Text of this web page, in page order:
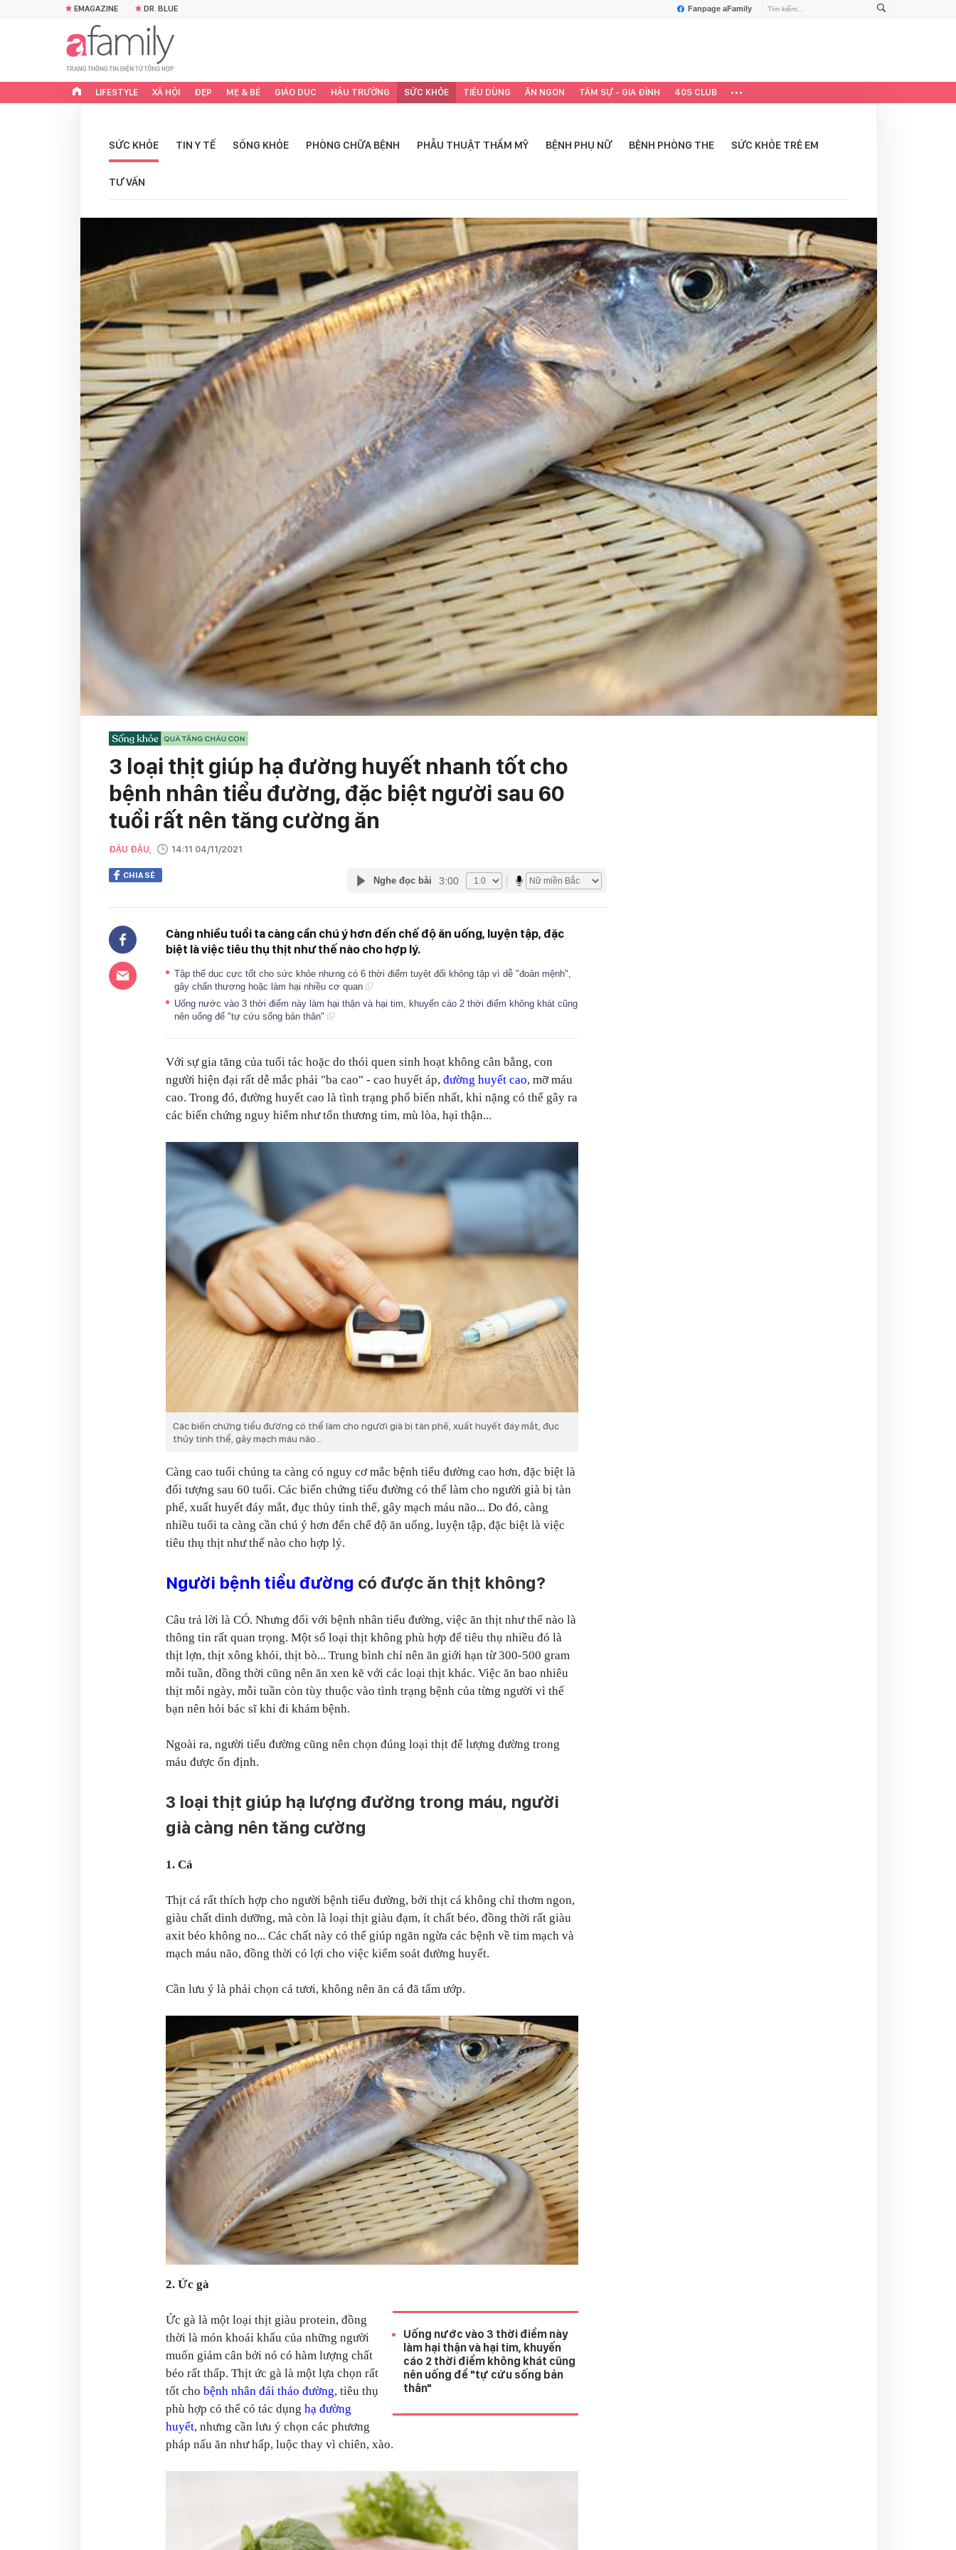
Fanpage aFamily
EMAGAZINE DR. BLUE
LIFESTYLE XÃ HỘI ĐẸP MẸ & BÉ GIÁO DỤC HẬU TRƯỜNG SỨC KHỎE TIÊU DÙNG ĂN NGON TÂM SỰ - GIA ĐÌNH 40S CLUB
SỨC KHỎE TIN Y TẾ SỐNG KHỎE PHÒNG CHỮA BỆNH PHẪU THUẬT THẨM MỸ BỆNH PHỤ NỮ BỆNH PHÒNG THE SỨC KHỎE TRẺ EM
TƯ VẤN
3 loại thịt giúp hạ đường huyết nhanh tốt cho
bệnh nhân tiểu đường, đặc biệt người sau 60
tuổi rất nên tăng cường ăn
ĐẬU ĐẬU, 14:11 04/11/2021
CHIA SẺ Nghe đọc bài 3:00
Càng nhiều tuổi ta càng cần chú ý hơn đến chế độ ăn uống, luyện tập, đặc
biệt là việc tiêu thụ thịt như thế nào cho hợp lý.
Tập thể dục cực tốt cho sức khỏe nhưng có 6 thời điểm tuyệt đối không tập vì dễ "đoản mệnh",
gây chấn thương hoặc làm hại nhiều cơ quan
Uống nước vào 3 thời điểm này làm hại thận và hại tim, khuyến cáo 2 thời điểm không khát cũng
nên uống để "tự cứu sống bản thân"
Với sự gia tăng của tuổi tác hoặc do thói quen sinh hoạt không cân bằng, con
người hiện đại rất dễ mắc phải "ba cao" - cao huyết áp, đường huyết cao, mỡ máu
cao. Trong đó, đường huyết cao là tình trạng phổ biến nhất, khi nặng có thể gây ra
các biến chứng nguy hiểm như tổn thương tim, mù lòa, hại thận...
Các biến chứng tiểu đường có thể làm cho người già bị tàn phế, xuất huyết đáy mắt, đục
thủy tinh thể, gây mạch máu não...
Càng cao tuổi chúng ta càng có nguy cơ mắc bệnh tiểu đường cao hơn, đặc biệt là
đối tượng sau 60 tuổi. Các biến chứng tiểu đường có thể làm cho người già bị tàn
phế, xuất huyết đáy mắt, đục thủy tinh thể, gây mạch máu não... Do đó, càng
nhiều tuổi ta càng cần chú ý hơn đến chế độ ăn uống, luyện tập, đặc biệt là việc
tiêu thụ thịt như thế nào cho hợp lý.
Người bệnh tiểu đường có được ăn thịt không?
Câu trả lời là CÓ. Nhưng đối với bệnh nhân tiểu đường, việc ăn thịt như thế nào là
thông tin rất quan trọng. Một số loại thịt không phù hợp để tiêu thụ nhiều đó là
thịt lợn, thịt xông khói, thịt bò... Trung bình chỉ nên ăn giới hạn từ 300-500 gram
mỗi tuần, đồng thời cũng nên ăn xen kẽ với các loại thịt khác. Việc ăn bao nhiêu
thịt mỗi ngày, mỗi tuần còn tùy thuộc vào tình trạng bệnh của từng người vì thế
bạn nên hỏi bác sĩ khi đi khám bệnh.
Ngoài ra, người tiểu đường cũng nên chọn đúng loại thịt để lượng đường trong
máu được ổn định.
3 loại thịt giúp hạ lượng đường trong máu, người
già càng nên tăng cường
1. Cá
Thịt cá rất thích hợp cho người bệnh tiểu đường, bởi thịt cá không chỉ thơm ngon,
giàu chất dinh dưỡng, mà còn là loại thịt giàu đạm, ít chất béo, đồng thời rất giàu
axit béo không no... Các chất này có thể giúp ngăn ngừa các bệnh về tim mạch và
mạch máu não, đồng thời có lợi cho việc kiểm soát đường huyết.
Cần lưu ý là phải chọn cá tươi, không nên ăn cá đã tẩm ướp.
2. Ức gà
Uống nước vào 3 thời điểm này
làm hại thận và hại tim, khuyến
cáo 2 thời điểm không khát cũng
nên uống để "tự cứu sống bản
thân"
Ức gà là một loại thịt giàu protein, đồng
thời là món khoái khẩu của những người
muốn giảm cân bởi nó có hàm lượng chất
béo rất thấp. Thịt ức gà là một lựa chọn rất
tốt cho bệnh nhân đái tháo đường, tiêu thụ
phù hợp có thể có tác dụng hạ đường
huyết, nhưng cần lưu ý chọn các phương
pháp nấu ăn như hấp, luộc thay vì chiên, xào.